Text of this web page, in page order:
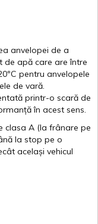
anvelopei de a
de apă care areîntre
pentru anvelopele
de vară.
printr-o scară de
în acest sens.
clasa A (la frânare pe
la stop pe o
același vehicul